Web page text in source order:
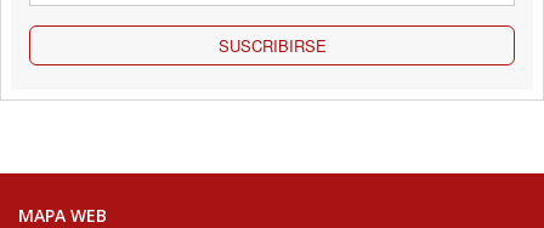
SUSCRIBIRSE
MAPA WEB